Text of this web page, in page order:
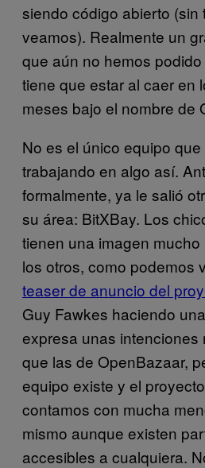
siendo código abierto (sin
veamos). Realmente un
que aún no hemos
tiene que estar al caer en
meses bajo el nombre de
No es el único equipo
trabajando en algo así.
formalmente, ya le salió
su área: BitXBay. Los
tienen una imagen
los otros, como podemos
teaser de anuncio del
Guy Fawkes haciendo
expresa unas intenciones
que las de OpenBazaar,
equipo existe y el
contamos con mucha
mismo aunque existen
accesibles a cualquiera.